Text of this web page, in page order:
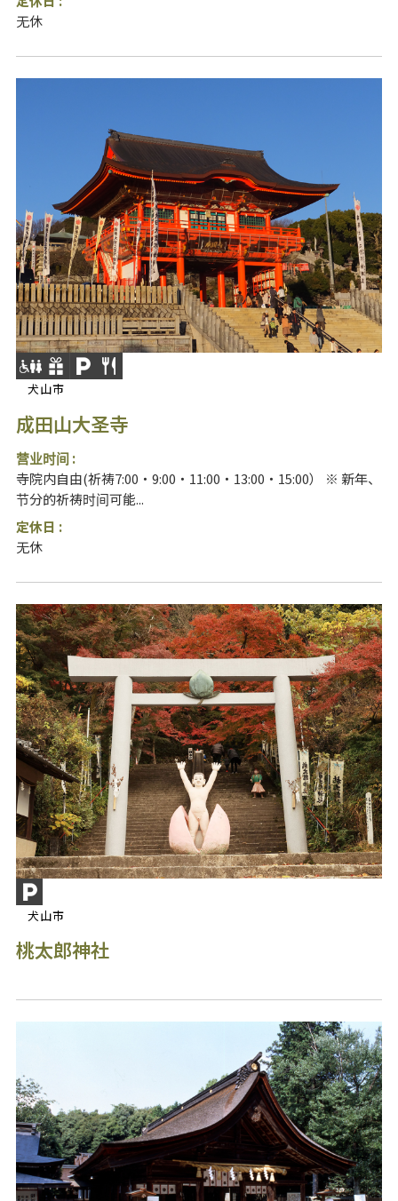
无休
犬山市
成田山大圣寺
营业时间 :
寺院内自由(祈祷7:00・9:00・11:00・13:00・15:00） ※ 新年、
节分的祈祷时间可能...
定休日 :
无休
犬山市
桃太郎神社